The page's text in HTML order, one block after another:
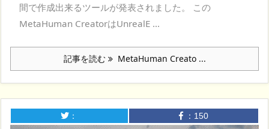
間で作成出来るツールが発表されました。 この
MetaHuman CreatorはUnrealE ...
記事を読む MetaHuman Creato ...
： ： 150